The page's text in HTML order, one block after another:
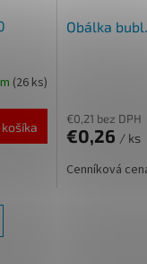
(26 ks)
košíka
Obálka
€0,21 bez DPH
€0,26 / ks
Cenníková